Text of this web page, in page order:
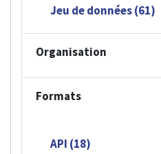
Jeu de données (61)
Organisation
Formats
API (18)